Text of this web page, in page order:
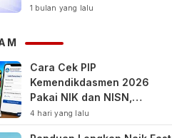
Tengah Jadi Tren Gaya
1 bulan yang lalu
Cara Cek PIP
Kemendikdasmen 2026
Pakai NIK dan NISN,
Bantuan hingga Rp1,8 Juta
4 hari yang lalu